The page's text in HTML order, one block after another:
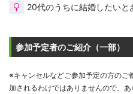
20代のうちに結婚したいと
参加予定者のご紹介（一部）
※キャンセルなどご参加予定の方のご
加されるわけではありませんので、あ